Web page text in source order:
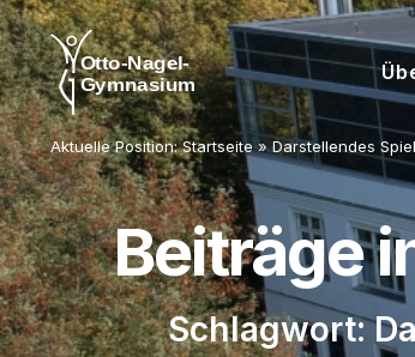
Aktuelle Position:Startseite »Darstellendes Spiel
Beiträge
Schlagwort: